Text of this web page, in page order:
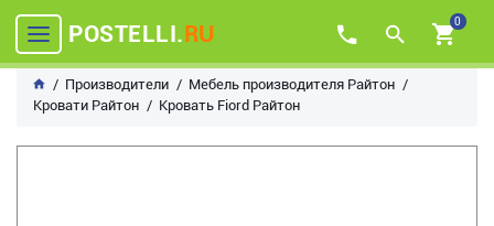
POSTELLI.RU 0
Производители
Мебель производителя Райтон
Кровати Райтон
Кровать Fiord Райтон